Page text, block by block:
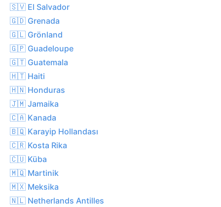
🇸🇻 El Salvador
🇬🇩 Grenada
🇬🇱 Grönland
🇬🇵 Guadeloupe
🇬🇹 Guatemala
🇭🇹 Haiti
🇭🇳 Honduras
🇯🇲 Jamaika
🇨🇦 Kanada
🇧🇶 Karayip Hollandası
🇨🇷 Kosta Rika
🇨🇺 Küba
🇲🇶 Martinik
🇲🇽 Meksika
🇳🇱 Netherlands Antilles